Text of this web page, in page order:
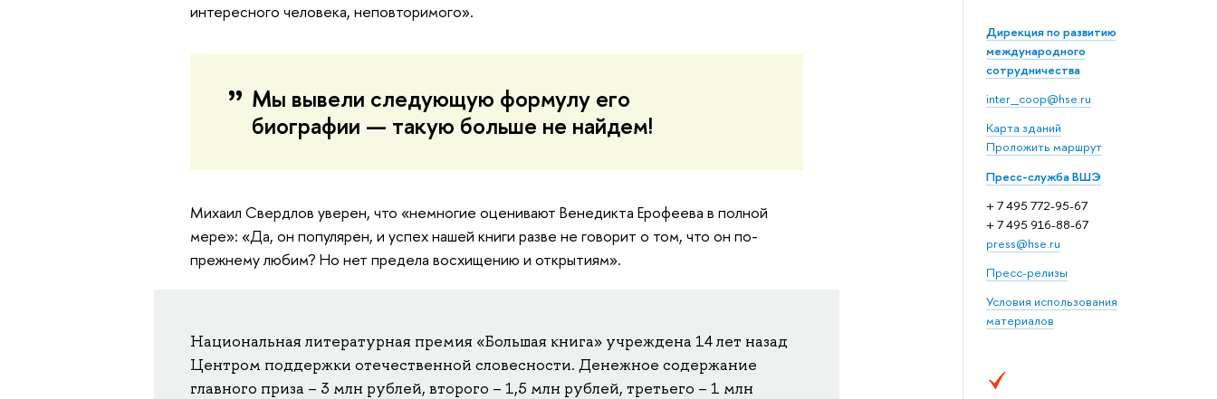
Дирекция по развитию
международного
сотрудничества
inter_coop@hse.ru
Карта зданий
Проложить маршрут
Пресс-служба ВШЭ
+ 7 495 772-95-67
+ 7 495 916-88-67
press@hse.ru
Пресс-релизы
Условия использования
материалов
интересного человека, неповторимого».
Мы вывели следующую формулу его
биографии — такую больше не найдем!
Михаил Свердлов уверен, что «немногие оценивают Венедикта Ерофеева в полной
мере»: «Да, он популярен, и успех нашей книги разве не говорит о том, что он по-
прежнему любим? Но нет предела восхищению и открытиям».
Национальная литературная премия «Большая книга» учреждена 14 лет назад
Центром поддержки отечественной словесности. Денежное содержание
главного приза – 3 млн рублей, второго – 1,5 млн рублей, третьего – 1 млн